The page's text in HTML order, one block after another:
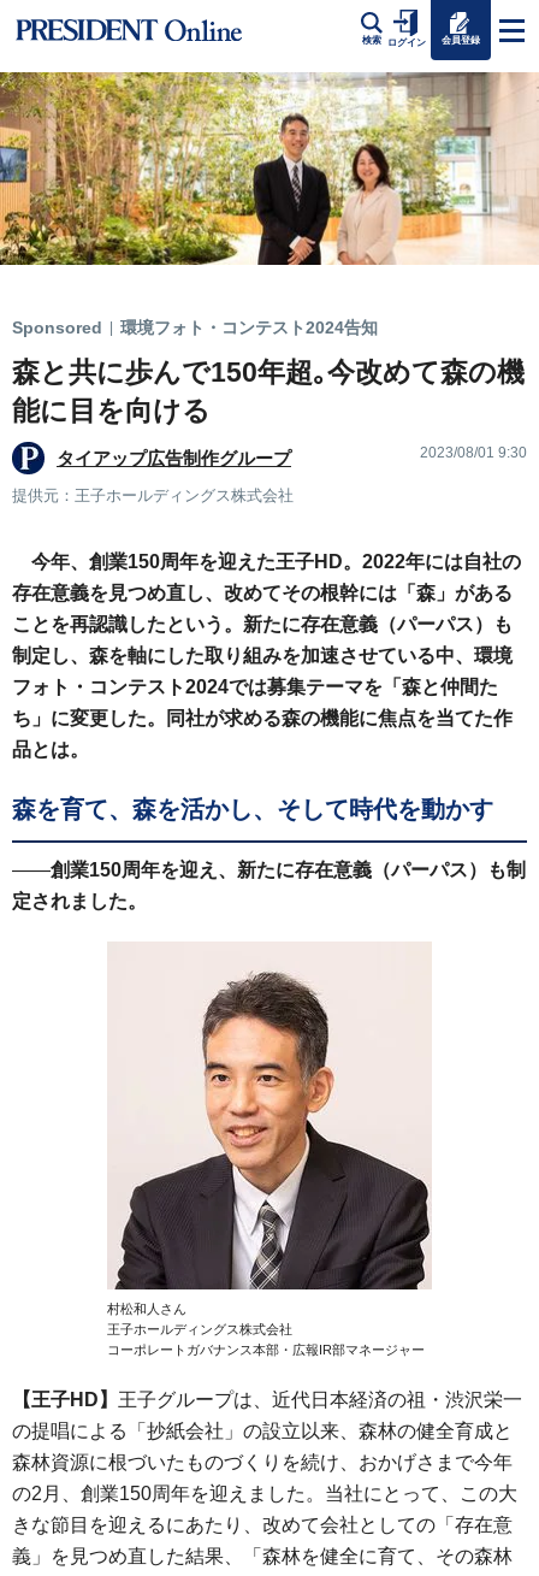
検索 ログイン 会員登録
Sponsored 環境フォト・コンテスト2024告知
森と共に歩んで150年超｡今改めて森の機
能に目を向ける
2023/08/01 9:30
タイアップ広告制作グループ
提供元：王子ホールディングス株式会社
今年、創業150周年を迎えた王子HD。2022年には自社の
存在意義を見つめ直し、改めてその根幹には「森」がある
ことを再認識したという。新たに存在意義（パーパス）も
制定し、森を軸にした取り組みを加速させている中、環境
フォト・コンテスト2024では募集テーマを「森と仲間た
ち」に変更した。同社が求める森の機能に焦点を当てた作
品とは。
森を育て、森を活かし、そして時代を動かす
――創業150周年を迎え、新たに存在意義（パーパス）も制
定されました。
村松和人さん
王子ホールディングス株式会社
コーポレートガバナンス本部・広報IR部マネージャー
【王子HD】 王子グループは、近代日本経済の祖・渋沢栄一
の提唱による「抄紙会社」の設立以来、森林の健全育成と
森林資源に根づいたものづくりを続け、おかげさまで今年
の2月、創業150周年を迎えました。当社にとって、この大
きな節目を迎えるにあたり、改めて会社としての「存在意
義」を見つめ直した結果、「森林を健全に育て、その森林